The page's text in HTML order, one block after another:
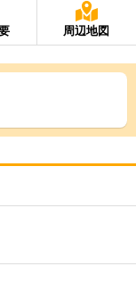
周辺地図